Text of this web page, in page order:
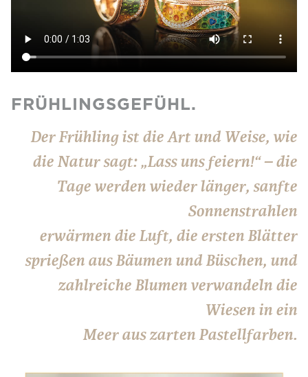
FRÜHLINGSGEFÜHL.
Der Frühling ist die Art und Weise, wie
die Natur sagt: „Lass uns feiern!“ – die
Tage werden wieder länger, sanfte
Sonnenstrahlen
erwärmen die Luft, die ersten Blätter
sprießen aus Bäumen und Büschen, und
zahlreiche Blumen verwandeln die
Wiesen in ein
Meer aus zarten Pastellfarben.